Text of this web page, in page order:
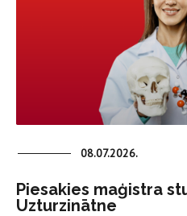
08.07.2026.
Piesakies maģistra
Uzturzinātne